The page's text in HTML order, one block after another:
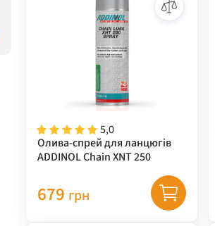
5,0
Олива-спрей для ланцюгів
ADDINOL Chain XNT 250
679 грн